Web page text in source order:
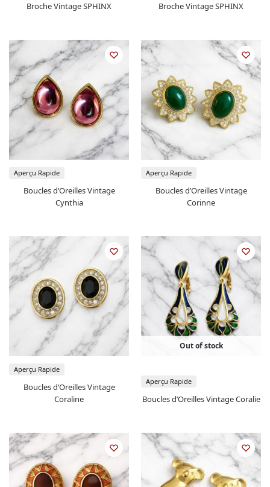
Broche Vintage SPHINX Broche Vintage SPHINX
Boucles d’Oreilles Vintage
Cynthia
Aperçu Rapide
Boucles d’Oreilles Vintage
Corinne
Aperçu Rapide
Boucles d’Oreilles Vintage
Coraline
Aperçu Rapide
Out of stock
Boucles d’Oreilles Vintage Coralie
Aperçu Rapide